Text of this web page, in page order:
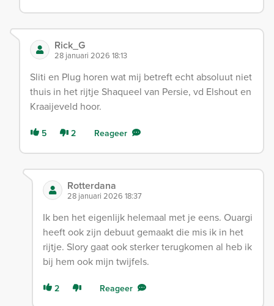
Rick_G
28 januari 2026 18:13
Sliti en Plug horen wat mij betreft echt absoluut niet
thuis in het rijtje Shaqueel van Persie, vd Elshout en
Kraaijeveld hoor.
5 2 Reageer
Rotterdana
28 januari 2026 18:37
Ik ben het eigenlijk helemaal met je eens. Ouargi
heeft ook zijn debuut gemaakt die mis ik in het
rijtje. Slory gaat ook sterker terugkomen al heb ik
bij hem ook mijn twijfels.
2 Reageer